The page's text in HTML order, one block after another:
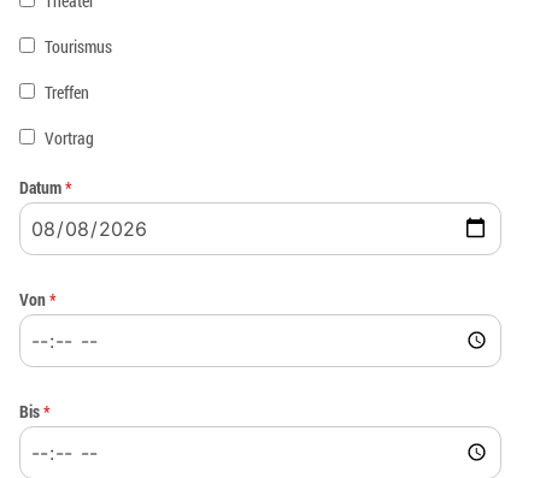
Tourismus
Treffen
Vortrag
Datum*
Von*
Bis*